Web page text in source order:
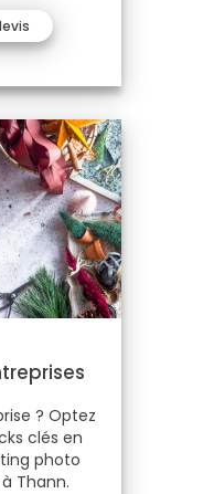
? Optez
clés en
photo
Thann.